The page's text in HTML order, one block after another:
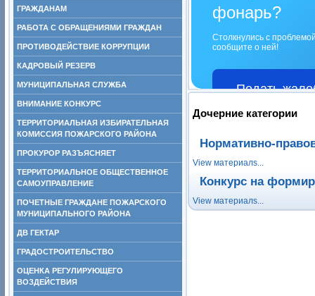
ГРАЖДАНАМ
РАБОТА С ОБРАЩЕНИЯМИ ГРАЖДАН
ПРОТИВОДЕЙСТВИЕ КОРРУПЦИИ
КАДРОВЫЙ РЕЗЕРВ
МУНИЦИПАЛЬНАЯ СЛУЖБА
ВНИМАНИЕ КОНКУРС
ТЕРРИТОРИАЛЬНАЯ ИЗБИРАТЕЛЬНАЯ
КОМИССИЯ ПОЖАРСКОГО РАЙОНА
ПРОКУРОР РАЗЪЯСНЯЕТ
ТЕРРИТОРИАЛЬНОЕ ОБЩЕСТВЕННОЕ
САМОУПРАВЛЕНИЕ
ПОЧЕТНЫЕ ГРАЖДАНЕ ПОЖАРСКОГО
МУНИЦИПАЛЬНОГО РАЙОНА
ДВ ГЕКТАР
ГРАДОСТРОИТЕЛЬСТВО
ОЦЕНКА РЕГУЛИРУЮЩЕГО
ВОЗДЕЙСТВИЯ
фонарь?
Столкнулись с
сообщите о ней!
Подать
Дочерние категории
Нормативно-
View материалs...
Конкурс на
View материалs...